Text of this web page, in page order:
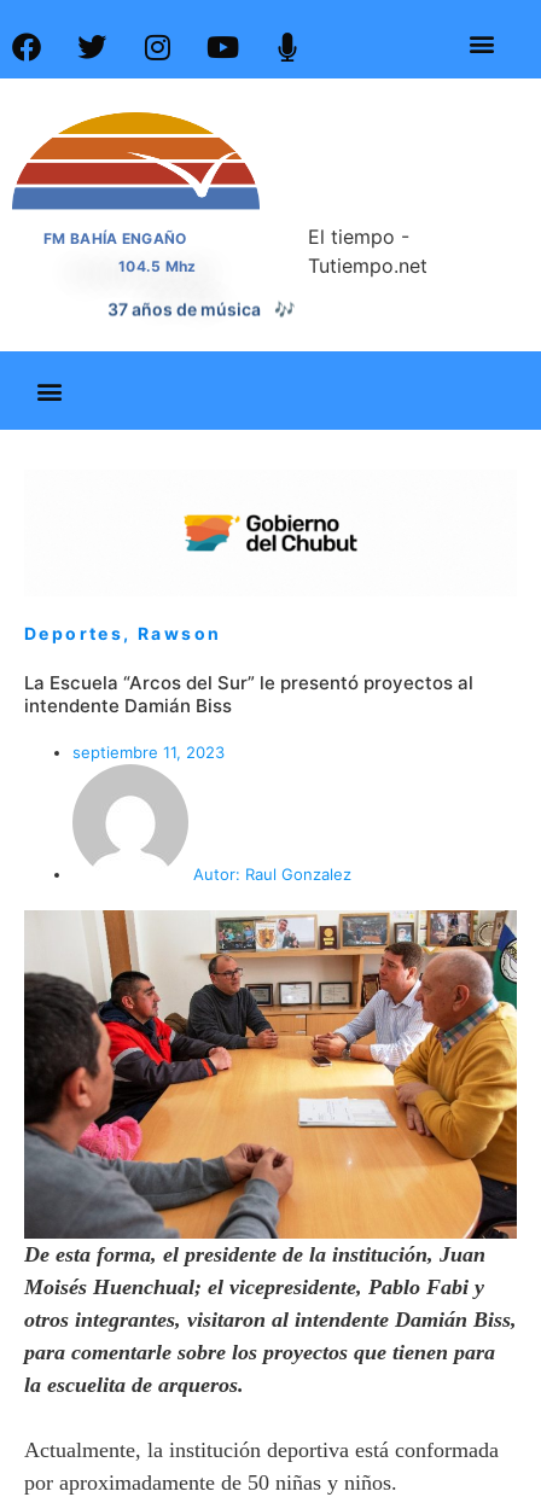
FM BAHÍA ENGAÑO
104.5 Mhz
37 años de noticias 📰
El tiempo -
Tutiempo.net
Deportes,Rawson
La Escuela “Arcos del Sur” le presentó proyectos al
intendente Damián Biss
septiembre 11, 2023
Autor: Raul Gonzalez
De esta forma, el presidente de la institución, Juan
Moisés Huenchual; el vicepresidente, Pablo Fabi y
otros integrantes, visitaron al intendente Damián Biss,
para comentarle sobre los proyectos que tienen para
la escuelita de arqueros.
Actualmente, la institución deportiva está conformada
por aproximadamente de 50 niñas y niños.